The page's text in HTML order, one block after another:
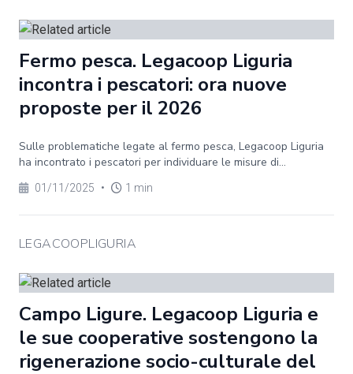
Fermo pesca. Legacoop Liguria
incontra i pescatori: ora nuove
proposte per il 2026
Sulle problematiche legate al fermo pesca, Legacoop Liguria
ha incontrato i pescatori per individuare le misure di...
01/11/2025 • 1 min
LEGACOOPLIGURIA
Campo Ligure. Legacoop Liguria e
le sue cooperative sostengono la
rigenerazione socio-culturale del